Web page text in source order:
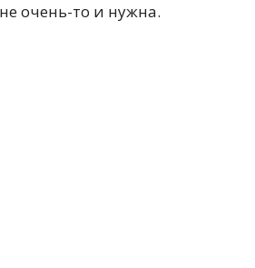
очень-то и нужна.